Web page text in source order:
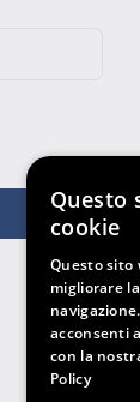
Questo
cookie
Questo sito
migliorare
acconsenti
con la
Policy